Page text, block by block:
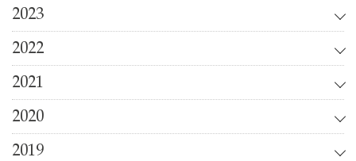
2023
2022
2021
2020
2019